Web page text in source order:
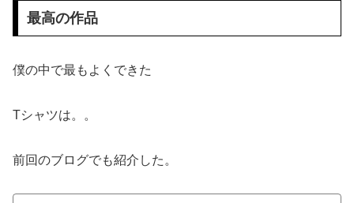
最高の作品
僕の中で最もよくできた
Tシャツは。。
前回のブログでも紹介した。